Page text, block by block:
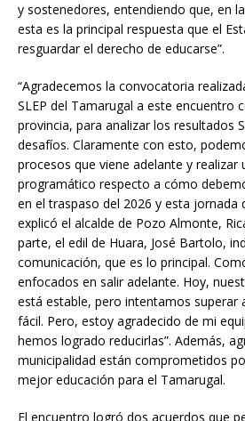
y sostenedores, entendiendo que, en
esta es la principal respuesta que el
resguardar el derecho de educarse”.
“Agradecemos la convocatoria
SLEP del Tamarugal a este encuentro
provincia, para analizar los resultados
desafíos. Claramente con esto,
procesos que viene adelante y realizar
programático respecto a cómo
en el traspaso del 2026 y esta jornada
explicó el alcalde de Pozo Almonte,
parte, el edil de Huara, José Bartolo,
comunicación, que es lo principal.
enfocados en salir adelante. Hoy,
está estable, pero intentamos superar
fácil. Pero, estoy agradecido de mi
hemos logrado reducirlas”. Además,
municipalidad están comprometidos
mejor educación para el Tamarugal.
El encuentro logró dos acuerdos que